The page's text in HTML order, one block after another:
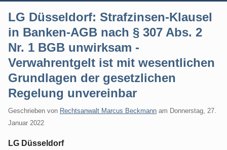
LG Düsseldorf: Strafzinsen-Klausel
in Banken-AGB nach § 307 Abs. 2
Nr. 1 BGB unwirksam -
Verwahrentgelt ist mit wesentlichen
Grundlagen der gesetzlichen
Regelung unvereinbar
Geschrieben von Rechtsanwalt Marcus Beckmann am Donnerstag, 27.
Januar 2022
LG Düsseldorf